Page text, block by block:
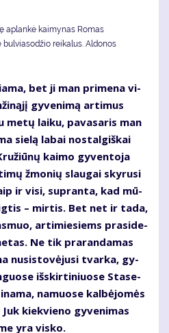
aplankė kaimynas Romas
reikalus. Aldonos
bet ji man pri­me­na vi­
gy­ve­ni­mą ar­ti­mus
me­tų lai­ku, pa­va­sa­ris man
sie­lą la­bai nos­tal­giš­kai
kai­mo gy­ven­to­ja
žmo­nių slau­gai sky­ru­si
ir vi­si, su­pran­ta, kad mū­
– mir­tis. Bet net ir ta­da,
ar­ti­mie­siems pra­si­de­
Ne tik pra­ran­da­mas
nu­si­sto­vė­ju­si tvar­ka, gy­
iš­skir­ti­niuo­se Sta­se­
na­muo­se kal­bė­jo­mės
kiek­vie­no gy­ve­ni­mas
yra vis­ko.